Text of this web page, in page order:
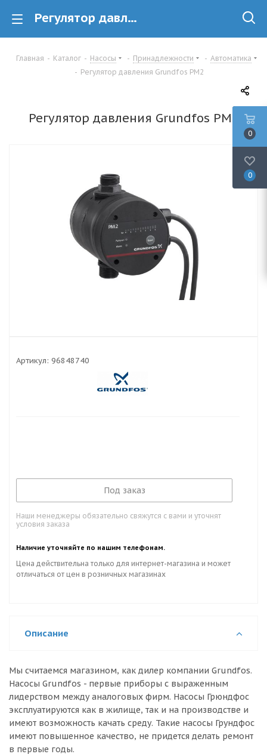
Регулятор давления Grundfos PM2 купить в Минске
Главная - Каталог - Насосы - Принадлежности - Автоматика
- Регулятор давления Grundfos PM2
Регулятор давления Grundfos PM2
Артикул: 96848740
Под заказ
Наши менеджеры обязательно свяжутся с вами и уточнят
условия заказа
Наличие уточняйте по нашим телефонам.
Цена действительна только для интернет-магазина и может
отличаться от цен в розничных магазинах
Описание
Мы считаемся магазином, как дилер компании Grundfos.
Насосы Grundfos - первые приборы с выраженным
лидерством между аналоговых фирм. Насосы Грюндфос
эксплуатируются как в жилище, так и на производстве и
имеют возможность качать среду. Такие насосы Грундфос
имеют повышенное качество, не придется делать ремонт
в первые годы.
0
0